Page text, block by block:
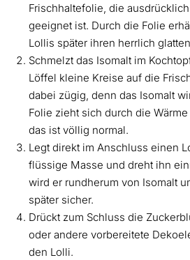
Frischhaltefolie, die
geeignet ist. Durch die Folie
Lollis später ihren herrlich
Schmelzt das Isomalt im
Löffel kleine Kreise auf die
dabei zügig, denn das Isomalt
Folie zieht sich durch die
das ist völlig normal.
Legt direkt im Anschluss einen
flüssige Masse und dreht ihn
wird er rundherum von Isomalt
später sicher.
Drückt zum Schluss die
oder andere vorbereitete
den Lolli.